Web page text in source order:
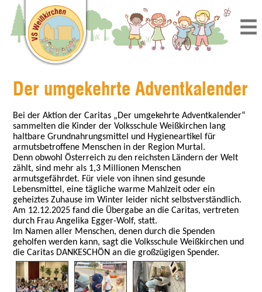
Der umgekehrte Adventkalender
Bei der Aktion der Caritas „Der umgekehrte Adventkalender“
sammelten die Kinder der Volksschule Weißkirchen lang
haltbare Grundnahrungsmittel und Hygieneartikel für
armutsbetroffene Menschen in der Region Murtal.
Denn obwohl Österreich zu den reichsten Ländern der Welt
zählt, sind mehr als 1,3 Millionen Menschen
armutsgefährdet. Für viele von ihnen sind gesunde
Lebensmittel, eine tägliche warme Mahlzeit oder ein
geheiztes Zuhause im Winter leider nicht selbstverständlich.
Am 12.12.2025 fand die Übergabe an die Caritas, vertreten
durch Frau Angelika Egger-Wolf, statt.
Im Namen aller Menschen, denen durch die Spenden
geholfen werden kann, sagt die Volksschule Weißkirchen und
die Caritas DANKESCHÖN an die großzügigen Spender.